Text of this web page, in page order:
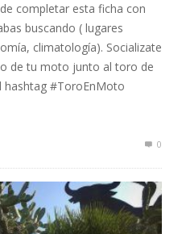
completar esta ficha con
buscando ( lugares
climatología). Socializate
de tu moto junto al toro de
hashtag #ToroEnMoto
0